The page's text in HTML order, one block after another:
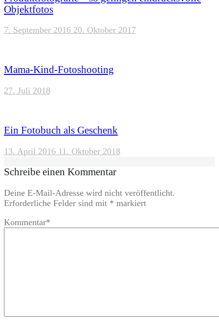
Objektfotos
7. September 2016 20. Oktober 2017
Mama-Kind-Fotoshooting
27. Juli 2018
Ein Fotobuch als Geschenk
13. April 2016 11. Oktober 2018
Schreibe einen Kommentar
Deine E-Mail-Adresse wird nicht veröffentlicht.
Erforderliche Felder sind mit * markiert
Kommentar*